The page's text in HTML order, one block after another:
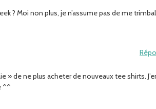
? Moi non plus, je n’assume pas de me
» de ne plus acheter de nouveaux tee shirts.
^^